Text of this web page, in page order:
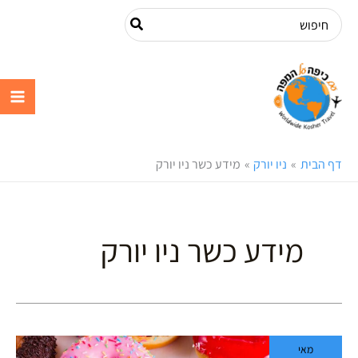
דילוג
לתוכן
Search
for:
דף הבית ניו יורק מידע כשר ניו יורק
מידע כשר ניו יורק
מאי
דאנקן
דונטס